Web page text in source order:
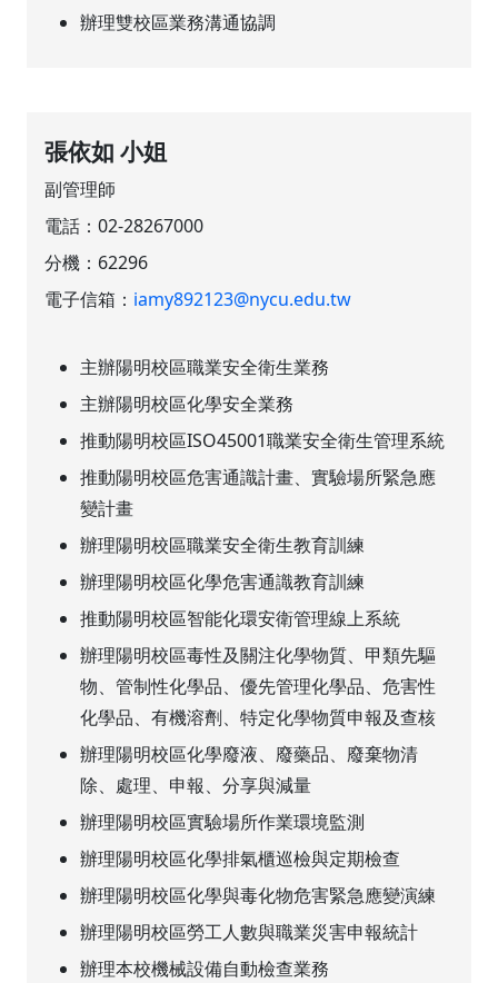
辦理雙校區業務溝通協調
張依如 小姐
副管理師
電話：02-28267000
分機： 62296
電子信箱： iamy892123@nycu.edu.tw
主辦陽明校區職業安全衛生業務
主辦陽明校區化學安全業務
推動陽明校區ISO45001職業安全衛生管理系統
推動陽明校區危害通識計畫、實驗場所緊急應
變計畫
辦理陽明校區職業安全衛生教育訓練
辦理陽明校區化學危害通識教育訓練
推動陽明校區智能化環安衛管理線上系統
辦理陽明校區毒性及關注化學物質、甲類先驅
物、管制性化學品、優先管理化學品、危害性
化學品、有機溶劑、特定化學物質申報及查核
辦理陽明校區化學廢液、廢藥品、廢棄物清
除、處理、申報、分享與減量
辦理陽明校區實驗場所作業環境監測
辦理陽明校區化學排氣櫃巡檢與定期檢查
辦理陽明校區化學與毒化物危害緊急應變演練
辦理陽明校區勞工人數與職業災害申報統計
辦理本校機械設備自動檢查業務